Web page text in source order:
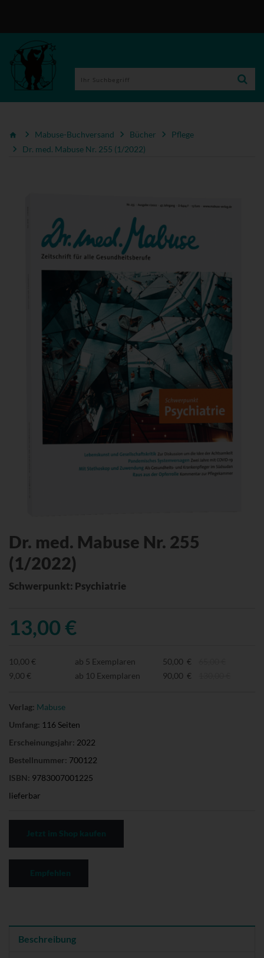
Mabuse-Buchversand Bücher
Pflege
Dr. med. Mabuse Nr. 255 (1/2022)
Dr. med. Mabuse Nr. 255
(1/2022)
Schwerpunkt: Psychiatrie
13,00 €
10,00 € ab 5 Exemplaren 50,00 €
9,00 €
ab 10 Exemplaren 90,00 €
Verlag: Mabuse
Umfang: 116 Seiten
Erscheinungsjahr: 2022
Bestellnummer: 700122
ISBN: 9783007001225
lieferbar
Beschreibung